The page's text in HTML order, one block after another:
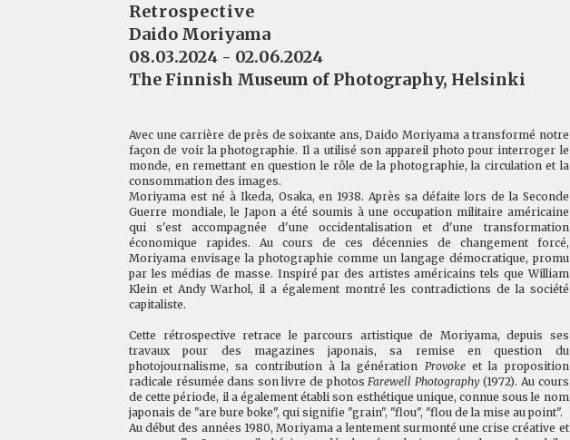
Retrospective
Daido Moriyama
08.03.2024 - 02.06.2024
The Finnish Museum of Photography, Helsinki
Avec une carrière de près de soixante ans, Daido Moriyama a transformé notre
façon de voir la photographie. Il a utilisé son appareil photo pour interroger le
monde, en remettant en question le rôle de la photographie, la circulation et la
consommation des images.
Moriyama est né à Ikeda, Osaka, en 1938. Après sa défaite lors de la Seconde
Guerre mondiale, le Japon a été soumis à une occupation militaire américaine
qui s'est accompagnée d'une occidentalisation et d'une transformation
économique rapides. Au cours de ces décennies de changement forcé,
Moriyama envisage la photographie comme un langage démocratique, promu
par les médias de masse. Inspiré par des artistes américains tels que William
Klein et Andy Warhol, il a également montré les contradictions de la société
capitaliste.
Cette rétrospective retrace le parcours artistique de Moriyama, depuis ses
travaux pour des magazines japonais, sa remise en question du
photojournalisme, sa contribution à la génération Provokeet la proposition
radicale résumée dans son livre de photosFarewell Photography(1972). Au cours
de cette période, il a également établi son esthétique unique, connue sous le nom
japonais de "are bure boke", qui signifie "grain", "flou", "flou de la mise au point".
Au début des années 1980, Moriyama a lentement surmonté une crise créative et